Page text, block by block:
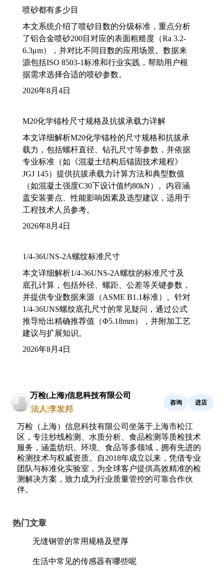
喷砂都有多少目
本文系统介绍了喷砂目数的分级标准，重点分析
了铝合金喷砂200目对应的表面粗糙度（Ra 3.2-
6.3μm），并对比不同目数的应用场景。数据来
源包括ISO 8503-1标准和行业实践，帮助用户根
据需求选择合适的喷砂参数。
2026年8月4日
M20化学锚栓尺寸规格及抗拔承载力详解
本文详细解析M20化学锚栓的尺寸规格和抗拔承
载力，包括螺杆直径、钻孔尺寸等参数，并依据
专业标准（如《混凝土结构后锚固技术规程》
JGJ 145）提供抗拔承载力计算方法和典型数值
（如混凝土强度C30下设计值约80kN）。内容涵
盖安装要点、性能影响因素及选型建议，适用于
工程技术人员参考。
2026年8月4日
1/4-36UNS-2A螺纹标准尺寸
本文详细解析1/4-36UNS-2A螺纹的标准尺寸及
底孔计算，包括外径、螺距、公差等关键参数，
并提供专业数据来源（ASME B1.1标准）。针对
1/4-36UNS螺纹底孔尺寸的常见疑问，通过公式
推导给出精确推荐值（Φ5.18mm），并附加工艺
建议与扩展知识。
2026年8月4日
万检(上海)信息科技有限公司
法人:李发邦
咨询 进店
万检（上海）信息科技有限公司坐落于上海市松江
区，专注纱线检测、水质分析、食品检测等质检技术
服务，涵盖纺织、环境、食品等多领域，拥有先进的
检测技术与权威资质。自2018年成立以来，凭借专业
团队与标准化实验室，为全球客户提供高效精准的检
测解决方案，致力成为行业质量管控的可靠合作伙
伴。
热门文章
无缝钢管的常用规格及壁厚
生活中常见的传感器有哪些呢